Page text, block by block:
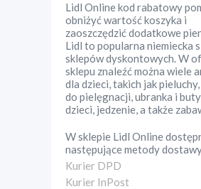
Lidl Online kod rabatowy
obniżyć wartość koszyka i
zaoszczędzić dodatkowe
Lidl to popularna niemiecka
sklepów dyskontowych. W
sklepu znaleźć można wiele
dla dzieci, takich jak
do pielęgnacji, ubranka i
dzieci, jedzenie, a także
W sklepie Lidl Online
następujące metody
Kurier DPD
Kurier InPost